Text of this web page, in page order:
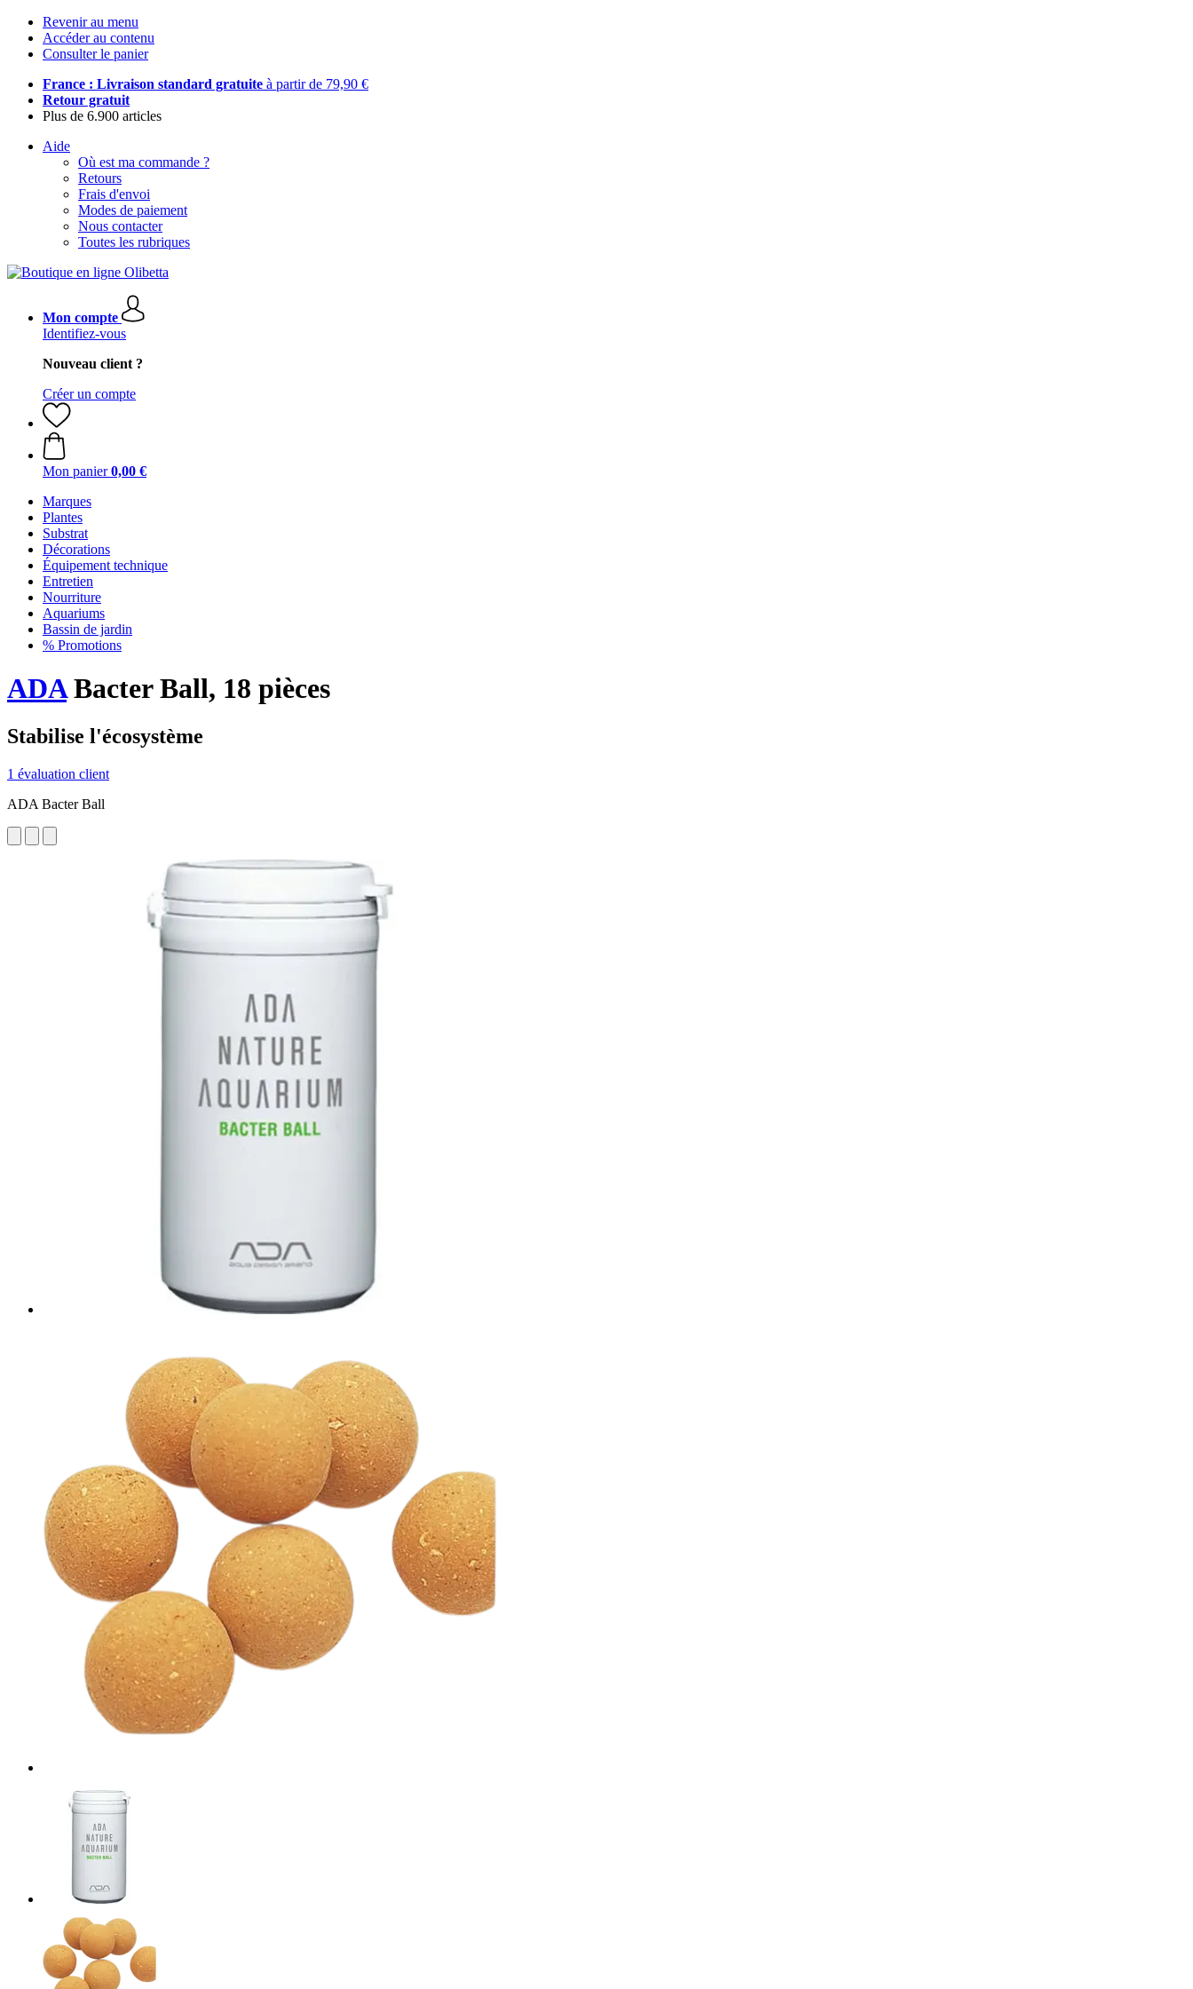
Revenir au menu
Accéder au contenu
Consulter le panier
France : Livraison standard gratuite à partir de 79,90 €
Retour gratuit
Plus de 6.900 articles
Aide
Où est ma commande ?
Retours
Frais d'envoi
Modes de paiement
Nous contacter
Toutes les rubriques
Mon compte
Identifiez-vous
Nouveau client ?
Créer un compte
Mon panier 0,00 €
Marques
Plantes
Substrat
Décorations
Équipement technique
Entretien
Nourriture
Aquariums
Bassin de jardin
% Promotions
ADABacter Ball, 18 pièces
Stabilise l'écosystème
1 évaluation client
ADA Bacter Ball